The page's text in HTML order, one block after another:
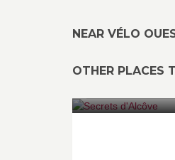
NEAR VÉLO
OTHER PLACES